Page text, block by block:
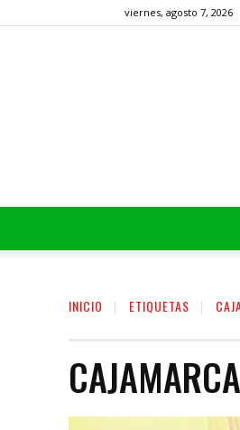
viernes, agosto 7, 2026
INICIO ETIQUETAS
CAJAMARCA